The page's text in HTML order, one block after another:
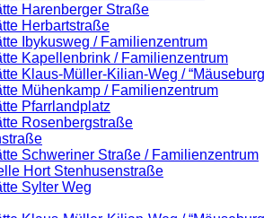
Harenberger Straße
Herbartstraße
Ibykusweg / Familienzentrum
Kapellenbrink / Familienzentrum
Klaus-Müller-Kilian-Weg /
Mühenkamp / Familienzentrum
Pfarrlandplatz
Rosenbergstraße
Schweriner Straße / Familienzentrum
Hort Stenhusenstraße
Sylter Weg